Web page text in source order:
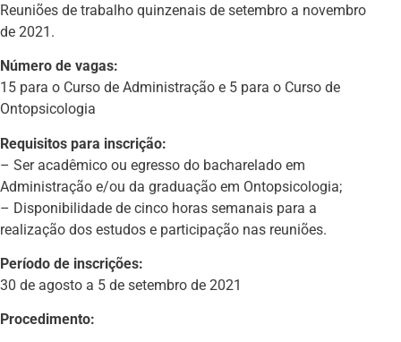
Reuniões de trabalho quinzenais de setembro a novembro
de 2021.
Número de vagas:
15 para o Curso de Administração e 5 para o Curso de
Ontopsicologia
Requisitos para inscrição:
– Ser acadêmico ou egresso do bacharelado em
Administração e/ou da graduação em Ontopsicologia;
– Disponibilidade de cinco horas semanais para a
realização dos estudos e participação nas reuniões.
Período de inscrições:
30 de agosto a 5 de setembro de 2021
Procedimento: